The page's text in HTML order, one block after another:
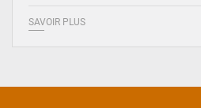
SAVOIR PLUS